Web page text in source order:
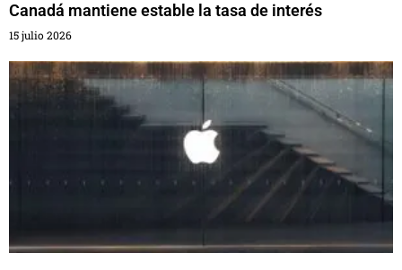
Canadá mantiene estable la tasa de interés
15 julio 2026